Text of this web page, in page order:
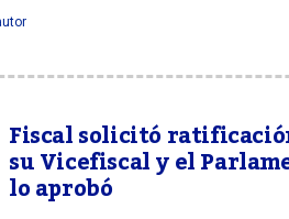
Fiscal solicitó
su Vicefiscal y el
lo aprobó